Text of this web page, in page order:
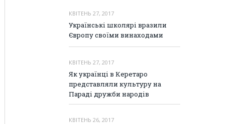
КВІТЕНЬ 27, 2017
Українські школярі вразили
Європу своїми винаходами
КВІТЕНЬ 27, 2017
Як українці в Керетаро
представляли культуру на
Параді дружби народів
КВІТЕНЬ 26, 2017